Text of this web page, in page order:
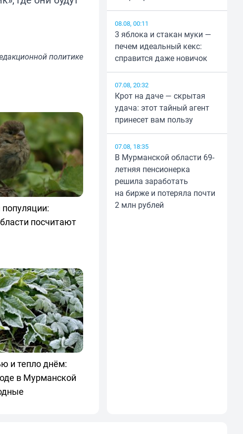
политике
посчитают
и тепло днём:
в Мурманской
08.08, 00:11
3 яблока и стакан муки —
печем идеальный кекс:
справится даже новичок
07.08, 20:32
Крот на даче — скрытая
удача: этот тайный агент
принесет вам пользу
07.08, 18:35
В Мурманской области 69-
летняя пенсионерка
решила заработать
на бирже и потеряла почти
2 млн рублей